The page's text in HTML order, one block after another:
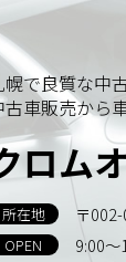
幌で良質な中
古車販売から
ロム
所在地 〒
OPEN 9:00～